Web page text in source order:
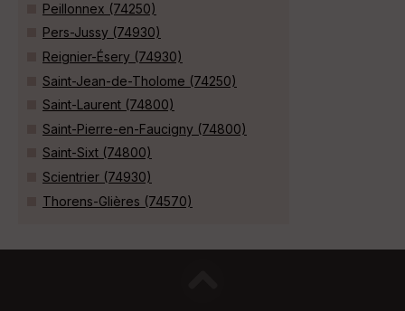
Peillonnex (74250)
Pers-Jussy (74930)
Reignier-Ésery (74930)
Saint-Jean-de-Tholome (74250)
Saint-Laurent (74800)
Saint-Pierre-en-Faucigny (74800)
Saint-Sixt (74800)
Scientrier (74930)
Thorens-Glières (74570)